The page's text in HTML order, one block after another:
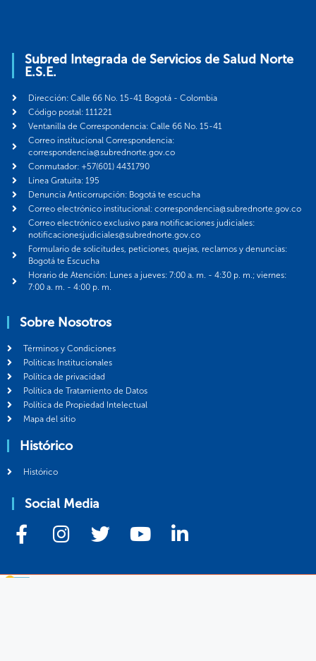
Subred Integrada de Servicios de Salud Norte
E.S.E.
Dirección: Calle 66 No. 15-41 Bogotá - Colombia
Código postal: 111221
Ventanilla de Correspondencia: Calle 66 No. 15-41
Correo institucional Correspondencia:
correspondencia@subrednorte.gov.co
Conmutador: +57(601) 4431790
Línea Gratuita: 195
Denuncia Anticorrupción: Bogotá te escucha
Correo electrónico institucional: correspondencia@subrednorte.gov.co
Correo electrónico exclusivo para notificaciones judiciales:
notificacionesjudiciales@subrednorte.gov.co
Formulario de solicitudes, peticiones, quejas, reclamos y denuncias:
Bogotá te Escucha
Horario de Atención: Lunes a jueves: 7:00 a. m. - 4:30 p. m.; viernes:
7:00 a. m. - 4:00 p. m.
Sobre Nosotros
Términos y Condiciones
Politicas Institucionales
Política de privacidad
Política de Tratamiento de Datos
Política de Propiedad Intelectual
Mapa del sitio
Histórico
Histórico
Social Media